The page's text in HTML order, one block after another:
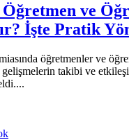
ve
İşte Pratik
öğretmenler ve
gelişmelerin takibi ve